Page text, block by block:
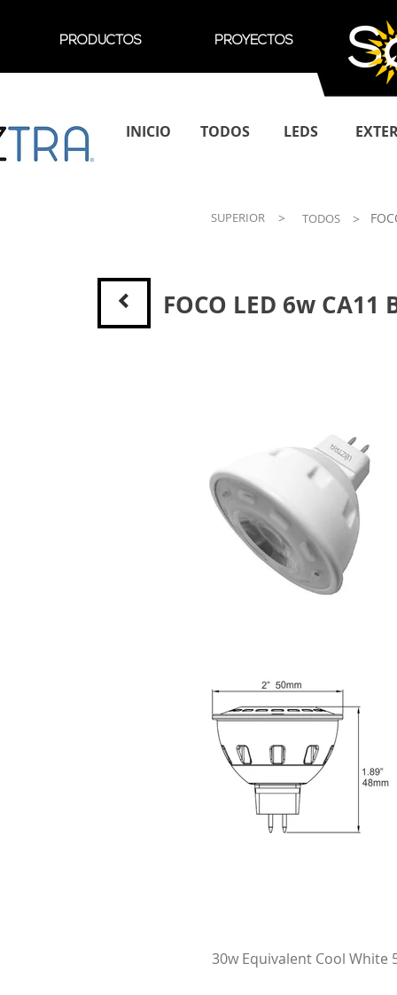
PRODUCTOS PROYECTOS
INICIO TODOS LEDS
SUPERIOR > TODOS >
< FOCO LED 6w CA11
30w Equivalent Cool White